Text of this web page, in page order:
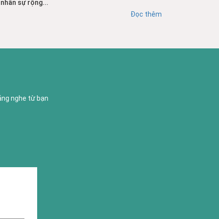
nhân sự rộng...
Đọc thêm
nghe từ bạn